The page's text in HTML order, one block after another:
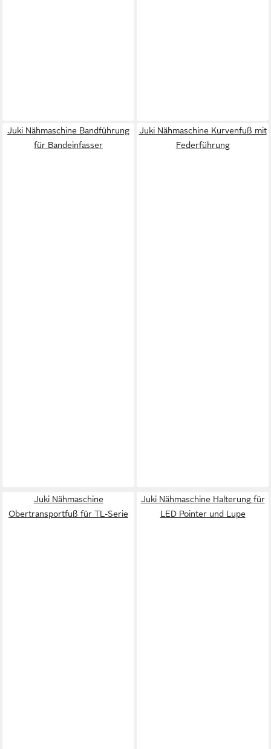
Juki Nähmaschine Bandführung
für Bandeinfasser
Juki Nähmaschine Kurvenfuß mit
Federführung
Juki Nähmaschine
Obertransportfuß für TL-Serie
Juki Nähmaschine Halterung für
LED Pointer und Lupe